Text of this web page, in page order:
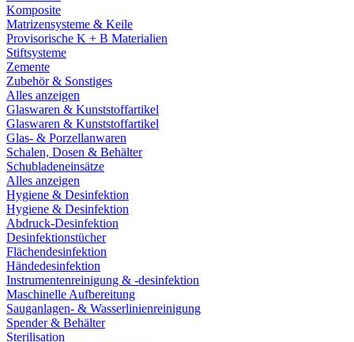
Komposite
Matrizensysteme & Keile
Provisorische K + B Materialien
Stiftsysteme
Zemente
Zubehör & Sonstiges
Alles anzeigen
Glaswaren & Kunststoffartikel
Glaswaren & Kunststoffartikel
Glas- & Porzellanwaren
Schalen, Dosen & Behälter
Schubladeneinsätze
Alles anzeigen
Hygiene & Desinfektion
Hygiene & Desinfektion
Abdruck-Desinfektion
Desinfektionstücher
Flächendesinfektion
Händedesinfektion
Instrumentenreinigung & -desinfektion
Maschinelle Aufbereitung
Sauganlagen- & Wasserlinienreinigung
Spender & Behälter
Sterilisation